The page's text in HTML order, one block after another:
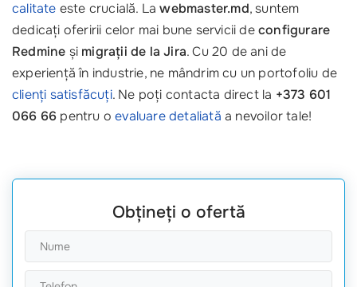
calitate este crucială. Lawebmaster.md, suntem
dedicați oferirii celor mai bune servicii deconfigurare
Redmine și migrații de la Jira. Cu 20 de ani de
experiență în industrie, ne mândrim cu un portofoliu de
clienți satisfăcuți. Ne poți contacta direct la +373 601
066 66 pentru oevaluare detaliată a nevoilor tale!
Obțineți o ofertă